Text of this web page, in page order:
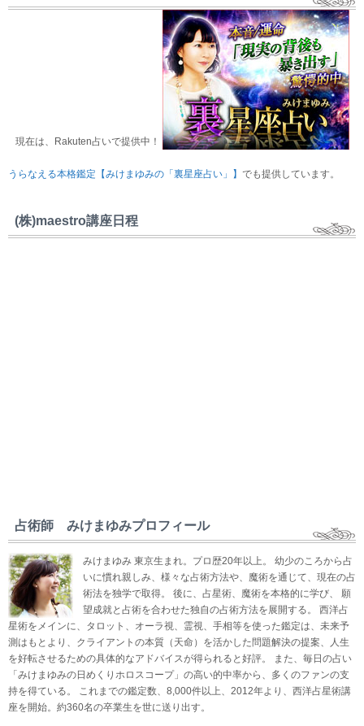
現在は、Rakuten占いで提供中！
うらなえる本格鑑定【みけまゆみの「裏星座占い」】 でも提供しています。
(株)maestro講座日程
占術師 みけまゆみプロフィール
みけまゆみ 東京生まれ。プロ歴20年以上。 幼少のころから占
いに慣れ親しみ、様々な占術方法や、魔術を通じて、現在の占
術法を独学で取得。 後に、占星術、魔術を本格的に学び、 願
望成就と占術を合わせた独自の占術方法を展開する。 西洋占
星術をメインに、タロット、オーラ視、霊視、手相等を使った鑑定は、未来予
測はもとより、クライアントの本質（天命）を活かした問題解決の提案、人生
を好転させるための具体的なアドバイスが得られると好評。 また、毎日の占い
「みけまゆみの日めくりホロスコープ」の高い的中率から、多くのファンの支
持を得ている。 これまでの鑑定数、8,000件以上、2012年より、西洋占星術講
座を開始。約360名の卒業生を世に送り出す。